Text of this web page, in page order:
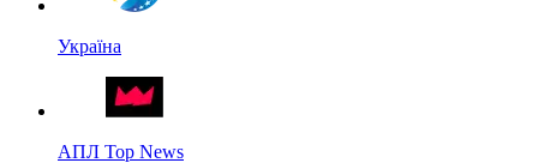
Україна
АПЛ Top News